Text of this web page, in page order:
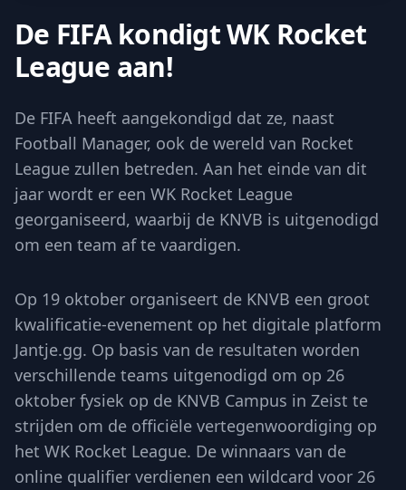
De FIFA kondigt WK Rocket
League aan!
De FIFA heeft aangekondigd dat ze, naast
Football Manager, ook de wereld van Rocket
League zullen betreden. Aan het einde van dit
jaar wordt er een WK Rocket League
georganiseerd, waarbij de KNVB is uitgenodigd
om een team af te vaardigen.
Op 19 oktober organiseert de KNVB een groot
kwalificatie-evenement op het digitale platform
Jantje.gg. Op basis van de resultaten worden
verschillende teams uitgenodigd om op 26
oktober fysiek op de KNVB Campus in Zeist te
strijden om de officiële vertegenwoordiging op
het WK Rocket League. De winnaars van de
online qualifier verdienen een wildcard voor 26